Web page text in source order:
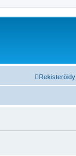
Rekisteröidy